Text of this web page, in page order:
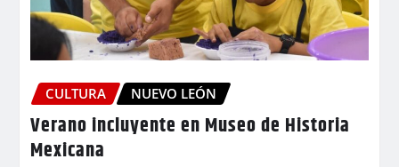
CULTURA NUEVO LEÓN
Verano incluyente en Museo de Historia
Mexicana